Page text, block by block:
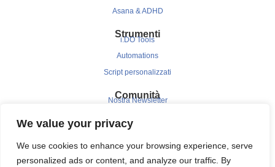
We value your privacy
We use cookies to enhance your browsing experience, serve
personalized ads or content, and analyze our traffic. By
Asana & ADHD
Strumenti
i.DO Tools
Automations
Script personalizzati
Comunità
Nostra Newsletter
Case Study